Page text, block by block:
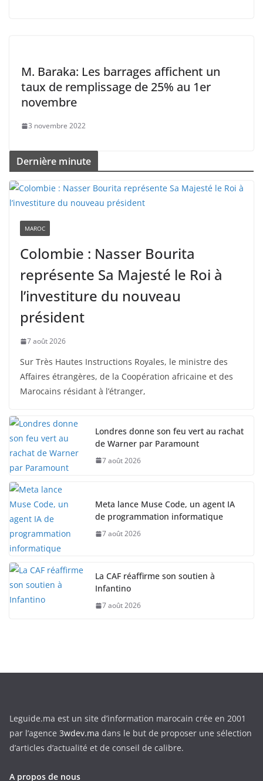
M. Baraka: Les barrages affichent un
taux de remplissage de 25% au 1er
novembre
3 novembre 2022
Dernière minute
MAROC
Colombie : Nasser Bourita
représente Sa Majesté le Roi à
l’investiture du nouveau
président
7 août 2026
Sur Très Hautes Instructions Royales, le ministre des
Affaires étrangères, de la Coopération africaine et des
Marocains résidant à l’étranger,
Londres donne son feu vert au rachat
de Warner par Paramount
7 août 2026
Meta lance Muse Code, un agent IA
de programmation informatique
7 août 2026
La CAF réaffirme son soutien à
Infantino
7 août 2026
Leguide.ma est un site d’information marocain crée en 2001
par l’agence 3wdev.ma dans le but de proposer une sélection
d’articles d’actualité et de conseil de calibre.
A propos de nous